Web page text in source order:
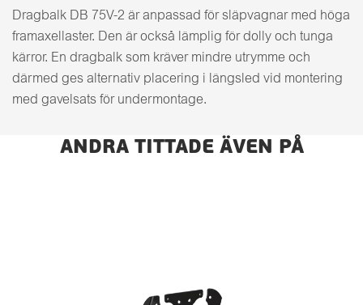
Dragbalk DB 75V-2 är anpassad för släpvagnar med höga
framaxellaster. Den är också lämplig för dolly och tunga
kärror. En dragbalk som kräver mindre utrymme och
därmed ges alternativ placering i längsled vid montering
med gavelsats för undermontage.
ANDRA TITTADE ÄVEN PÅ